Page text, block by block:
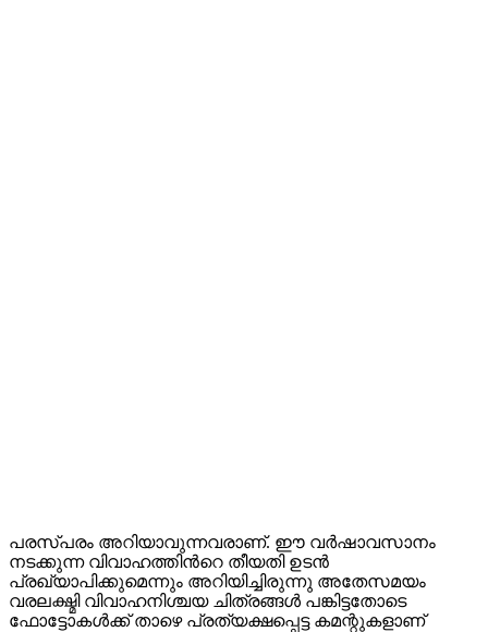
പരസ്പരം അറിയാവുന്നവരാണ്. ഈ വർഷാവസാനം
നടക്കുന്ന വിവാഹത്തിൻറെ തീയതി ഉടൻ
പ്രഖ്യാപിക്കുമെന്നും അറിയിച്ചിരുന്നു അതേസമയം
വരലക്ഷ്മി വിവാഹനിശ്ചയ ചിത്രങ്ങൾ പങ്കിട്ടതോടെ
ഫോട്ടോകൾക്ക് താഴെ പ്രത്യക്ഷപ്പെട്ട കമന്റുകളാണ്